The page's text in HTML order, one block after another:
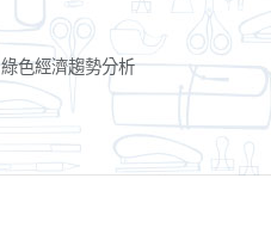
綠色經濟趨勢分析